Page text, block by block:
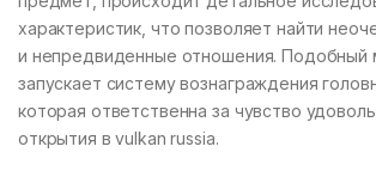
характеристик, что позволяет найти
и непредвиденные отношения. Подобный
запускает систему вознаграждения
которая ответственна за чувство
открытия в vulkan russia.